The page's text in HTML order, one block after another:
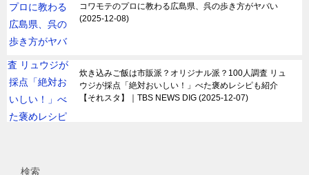
コワモテのプロに教わる広島県、呉の歩き方がヤバい
2025-12-08
炊き込みご飯は市販派？オリジナル派？100人調査 リュ
ウジが採点「絶対おいしい！」べた褒めレシピも紹介
【それスタ】｜TBS NEWS DIG 2025-12-07
検索